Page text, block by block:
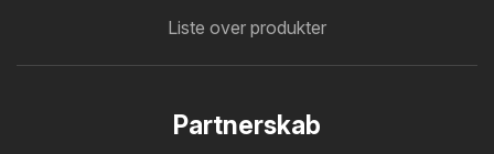
Liste over produkter
Partnerskab